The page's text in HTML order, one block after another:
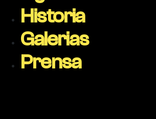
Historia
Galerias
Prensa